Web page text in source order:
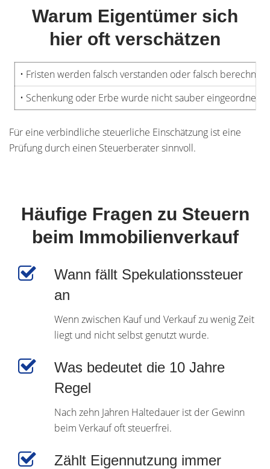
Warum Eigentümer sich
hier oft verschätzen
• Fristen werden falsch verstanden oder falsch berechnet
• Schenkung oder Erbe wurde nicht sauber eingeordnet
Für eine verbindliche steuerliche Einschätzung ist eine
Prüfung durch einen Steuerberater sinnvoll.
Häufige Fragen zu Steuern
beim Immobilienverkauf
Wann fällt Spekulationssteuer
an
Wenn zwischen Kauf und Verkauf zu wenig Zeit
liegt und nicht selbst genutzt wurde.
Was bedeutet die 10 Jahre
Regel
Nach zehn Jahren Haltedauer ist der Gewinn
beim Verkauf oft steuerfrei.
Zählt Eigennutzung immer